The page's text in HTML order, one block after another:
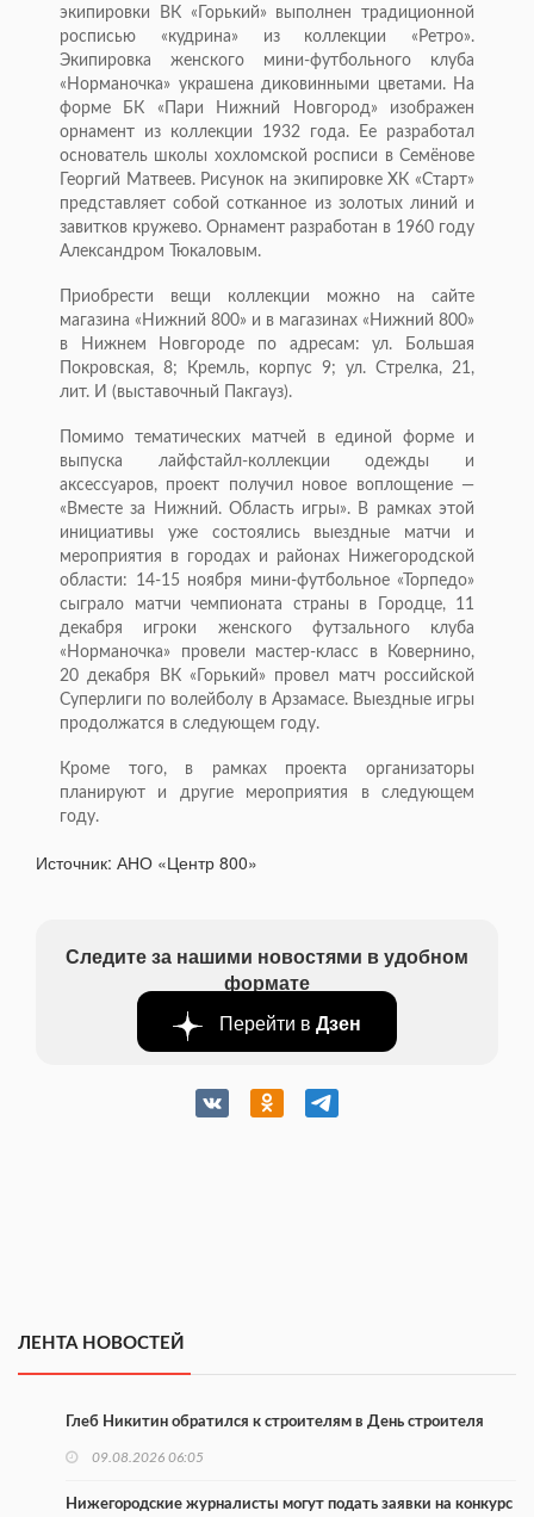
экипировки ВК «Горький» выполнен традиционной
росписью «кудрина» из коллекции «Ретро».
Экипировка женского мини-футбольного клуба
«Норманочка» украшена диковинными цветами. На
форме БК «Пари Нижний Новгород» изображен
орнамент из коллекции 1932 года. Ее разработал
основатель школы хохломской росписи в Семёнове
Георгий Матвеев. Рисунок на экипировке ХК «Старт»
представляет собой сотканное из золотых линий и
завитков кружево. Орнамент разработан в 1960 году
Александром Тюкаловым.
Приобрести вещи коллекции можно на сайте
магазина «Нижний 800» и в магазинах «Нижний 800»
в Нижнем Новгороде по адресам: ул. Большая
Покровская, 8; Кремль, корпус 9; ул. Стрелка, 21,
лит. И (выставочный Пакгауз).
Помимо тематических матчей в единой форме и
выпуска лайфстайл-коллекции одежды и
аксессуаров, проект получил новое воплощение —
«Вместе за Нижний. Область игры». В рамках этой
инициативы уже состоялись выездные матчи и
мероприятия в городах и районах Нижегородской
области: 14-15 ноября мини-футбольное «Торпедо»
сыграло матчи чемпионата страны в Городце, 11
декабря игроки женского футзального клуба
«Норманочка» провели мастер-класс в Ковернино,
20 декабря ВК «Горький» провел матч российской
Суперлиги по волейболу в Арзамасе. Выездные игры
продолжатся в следующем году.
Кроме того, в рамках проекта организаторы
планируют и другие мероприятия в следующем
году.
Источник: АНО «Центр 800»
Следите за нашими новостями в удобном
формате
Перейти в Дзен
ЛЕНТА НОВОСТЕЙ
Глеб Никитин обратился к строителям в День строителя
09.08.2026 06:05
Нижегородские журналисты могут подать заявки на конкурс